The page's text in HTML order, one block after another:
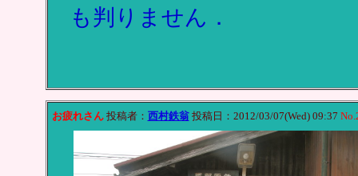
も判りません．
お疲れさん投稿者： 西村鉄翁投稿日：2012/03/07(Wed) 09:37